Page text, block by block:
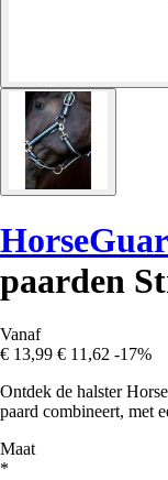
paarden
Vanaf
€ 13,99 € 11,62 -17%
Ontdek de halster
paard combineert, met
Maat
*